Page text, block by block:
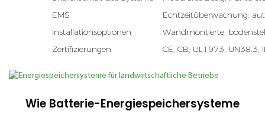
EMS
Echtzeitüberwachung,
Installationsoptionen
Wandmontierte,
Zertifizierungen
CE, CB, UL1973, UN38.3,
Wie Batterie-Energiespeichersysteme